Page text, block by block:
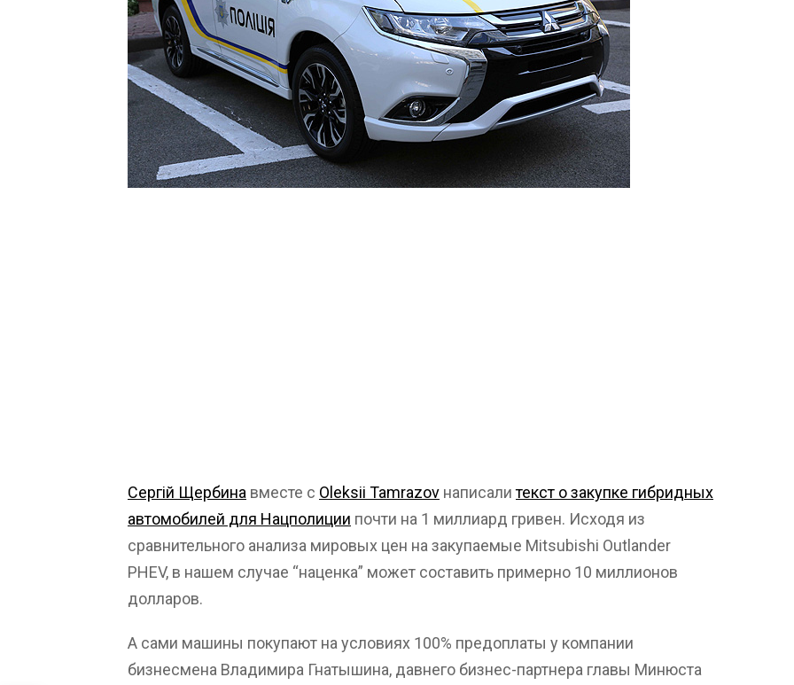
Сергій Щербина вместе с Oleksii Tamrazov написалитекст о закупке гибридных
автомобилей для Нацполиции почти на 1 миллиард гривен. Исходя из
сравнительного анализа мировых цен на закупаемые Mitsubishi Outlander
PHEV, в нашем случае “наценка” может составить примерно 10 миллионов
долларов.
А сами машины покупают на условиях 100% предоплаты у компании
бизнесмена Владимира Гнатышина, давнего бизнес-партнера главы Минюста